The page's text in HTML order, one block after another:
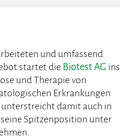
und umfassend
startet dieBiotest AG ins
und Therapie von
Erkrankungen
damit auch in
Spitzenposition unter